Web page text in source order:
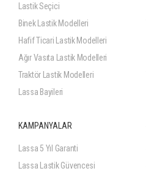
Lastik Seçici
Binek Lastik Modelleri
Hafif Ticari Lastik Modelleri
Ağır Vasıta Lastik Modelleri
Traktör Lastik Modelleri
Lassa Bayileri
KAMPANYALAR
Lassa 5 Yıl Garanti
Lassa Lastik Güvencesi